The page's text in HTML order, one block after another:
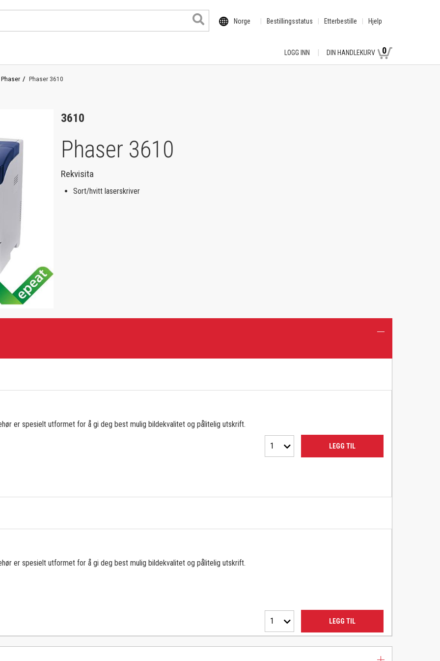
Norge Bestillingsstatus Etterbestille Hjelp
LOGG INN DIN HANDLEKURV 0
Phaser Phaser 3610
3610
Phaser 3610
Rekvisita
Sort/hvitt laserskriver
er spesielt utformet for å gi deg best mulig bildekvalitet og pålitelig utskrift.
1 LEGG TIL
er spesielt utformet for å gi deg best mulig bildekvalitet og pålitelig utskrift.
1 LEGG TIL